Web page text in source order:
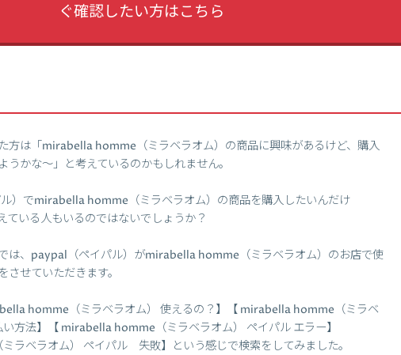
ぐ確認したい方はこちら
方は「mirabella homme（ミラベラオム）の商品に興味があるけど、購入
うかな～」と考えているのかもしれません。
）でmirabella homme（ミラベラオム）の商品を購入したいんだけ
ている人もいるのではないでしょうか？
は、paypal（ペイパル）がmirabella homme（ミラベラオム）のお店で使
させていただきます。
homme（ミラベラオム） 使えるの？】【 mirabella homme（ミラベ
方法】【 mirabella homme（ミラベラオム） ペイパル エラー】
ラベラオム） ペイパル 失敗】という感じで検索をしてみました。